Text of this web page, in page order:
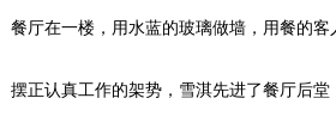
餐厅在一楼，用水蓝的玻璃做墙，用餐的客
摆正认真工作的架势，雪淇先进了餐厅后堂